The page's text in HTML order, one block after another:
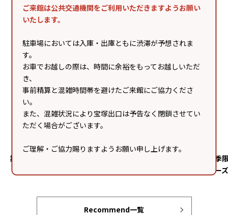
ご来館は公共交通機関をご利用いただきますようお願い
いたします。
駐車場においては入庫・出庫ともに渋滞が予想されま
す。
お車でお越しの際は、時間に余裕をもってお越しいただ
き、
事前精算と混雑時間帯を避けたご来館にご協力くださ
い。
また、混雑状況により宝塚出口は予告なく閉鎖させてい
ただく場合がございます。
ご理解・ご協力賜りますようお願い申し上げます。
期間限定「冷やしパインアップルパイ」
夏
チー
Recommend一覧